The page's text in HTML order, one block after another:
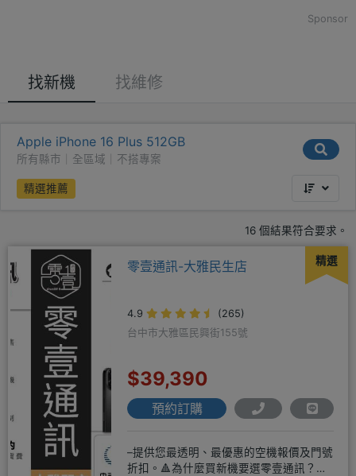
Sponsor
找新機 找維修
Apple iPhone 16 Plus 512GB
所有縣市｜全區域｜不搭專案
精選推薦
16 個結果符合要求。
精選
零壹通訊-大雅民生店
4.9
(265)
台中市大雅區民興街155號
$39,390
預約訂購
–提供您最透明、最優惠的空機報價及門號
折扣。🔺為什麼買新機要選零壹通訊？